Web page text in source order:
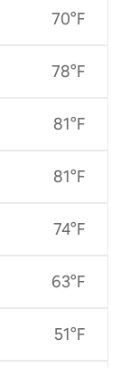
70°F
78°F
81°F
81°F
74°F
63°F
51°F